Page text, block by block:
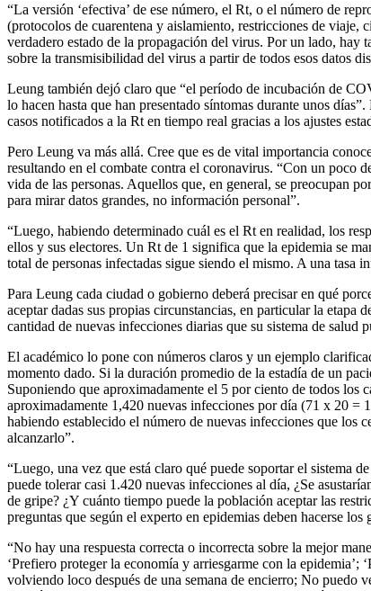
“La versión ‘efectiva’ de ese número, el Rt, o el número de
(protocolos de cuarentena y aislamiento, restricciones de viaje,
verdadero estado de la propagación del virus. Por un lado, hay
sobre la transmisibilidad del virus a partir de todos esos datos
Leung también dejó claro que “el período de incubación de
lo hacen hasta que han presentado síntomas durante unos
casos notificados a la Rt en tiempo real gracias a los ajustes
Pero Leung va más allá. Cree que es de vital importancia
resultando en el combate contra el coronavirus. “Con un poco
vida de las personas. Aquellos que, en general, se preocupan
para mirar datos grandes, no información personal”.
“Luego, habiendo determinado cuál es el Rt en realidad, los
ellos y sus electores. Un Rt de 1 significa que la epidemia se
total de personas infectadas sigue siendo el mismo. A una
Para Leung cada ciudad o gobierno deberá precisar en qué
aceptar dadas sus propias circunstancias, en particular la etapa
cantidad de nuevas infecciones diarias que su sistema de salud
El académico lo pone con números claros y un ejemplo
momento dado. Si la duración promedio de la estadía de un
Suponiendo que aproximadamente el 5 por ciento de todos los
aproximadamente 1,420 nuevas infecciones por día (71 x 20 =
habiendo establecido el número de nuevas infecciones que los
alcanzarlo”.
“Luego, una vez que está claro qué puede soportar el sistema
puede tolerar casi 1.420 nuevas infecciones al día, ¿Se
de gripe? ¿Y cuánto tiempo puede la población aceptar las
preguntas que según el experto en epidemias deben hacerse los
“No hay una respuesta correcta o incorrecta sobre la mejor
‘Prefiero proteger la economía y arriesgarme con la epidemia’;
volviendo loco después de una semana de encierro; No puedo